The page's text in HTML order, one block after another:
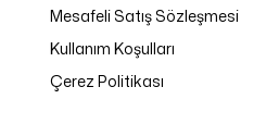
Mesafeli Satış Sözleşmesi
Kullanım Koşulları
Çerez Politikası